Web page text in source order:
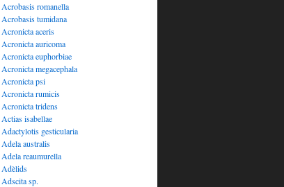
Acrobasis romanella
Acrobasis tumidana
Acronicta aceris
Acronicta auricoma
Acronicta euphorbiae
Acronicta megacephala
Acronicta psi
Acronicta rumicis
Acronicta tridens
Actias isabellae
Adactylotis gesticularia
Adela australis
Adela reaumurella
Adèlids
Adscita sp.